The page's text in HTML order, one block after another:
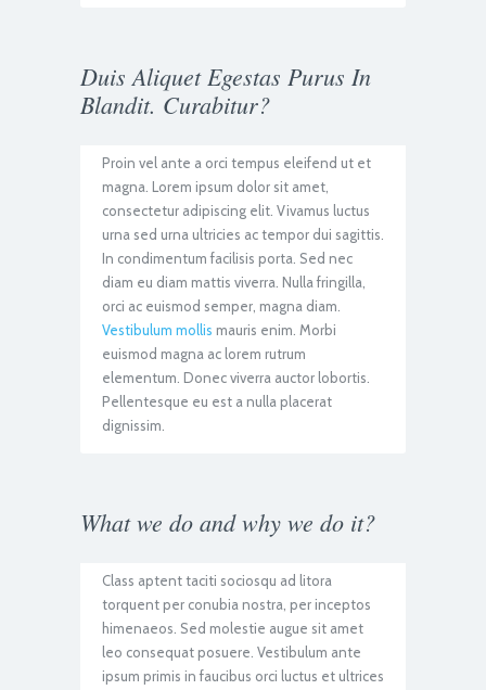
Duis Aliquet Egestas Purus In
Blandit. Curabitur?
Proin vel ante a orci tempus eleifend ut et
magna. Lorem ipsum dolor sit amet,
consectetur adipiscing elit. Vivamus luctus
urna sed urna ultricies ac tempor dui sagittis.
In condimentum facilisis porta. Sed nec
diam eu diam mattis viverra. Nulla fringilla,
orci ac euismod semper, magna diam.
Vestibulum mollis mauris enim. Morbi
euismod magna ac lorem rutrum
elementum. Donec viverra auctor lobortis.
Pellentesque eu est a nulla placerat
dignissim.
What we do and why we do it?
Class aptent taciti sociosqu ad litora
torquent per conubia nostra, per inceptos
himenaeos. Sed molestie augue sit amet
leo consequat posuere. Vestibulum ante
ipsum primis in faucibus orci luctus et ultrices